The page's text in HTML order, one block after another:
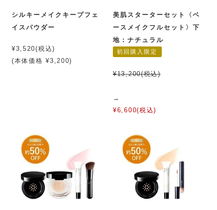
シルキーメイクキープフェ
イスパウダー
¥3,520(税込)
(本体価格 ¥3,200)
美肌スターターセット〈ベ
ースメイクフルセット〉下
地：ナチュラル
初回購入限定
¥13,200(税込)
→
¥6,600(税込)